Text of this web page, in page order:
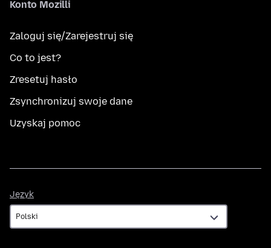
Konto Mozilli
Zaloguj się/Zarejestruj się
Co to jest?
Zresetuj hasło
Zsynchronizuj swoje dane
Uzyskaj pomoc
Język